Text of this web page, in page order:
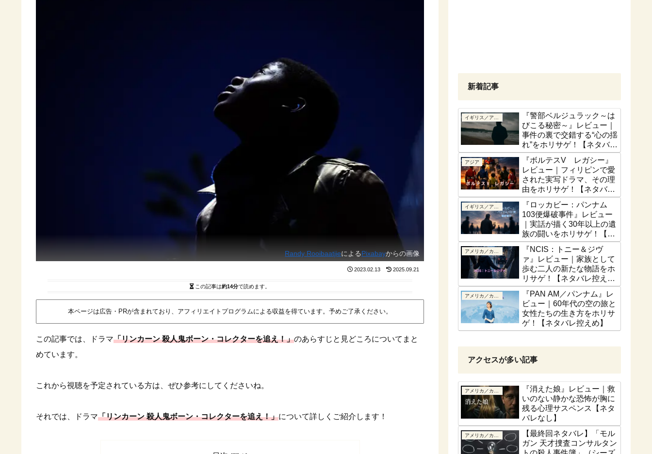
Randy RooibaatjieによるPixabayからの画像
2023.02.13 2025.09.21
この記事は約14分で読めます。
本ページは広告・PRが含まれており、アフィリエイトプログラムによる収益を得ています。予めご了承ください。
この記事では、ドラマ「リンカーン 殺人鬼ボーン・コレクターを追え！」のあらすじと見どころについてまと
めています。
これから視聴を予定されている方は、ぜひ参考にしてくださいね。
それでは、ドラマ「リンカーン 殺人鬼ボーン・コレクターを追え！」について詳しくご紹介します！
新着記事
『警部ベルジュラック～は
びこる秘密～』レビュー｜
事件の裏で交錯する“心の揺
れ”をホリサゲ！【ネタバレ
控えめ】
アジア
『ボルテスV レガシー』
レビュー｜フィリピンで愛
された実写ドラマ、その理
由をホリサゲ！【ネタバレ
控えめ】
『ロッカビー：パンナム
103便爆破事件』レビュー
｜実話が描く30年以上の遺
族の闘いをホリサゲ！【実
話ベース】
『NCIS：トニー＆ジヴ
ァ』レビュー｜家族として
歩む二人の新たな物語をホ
リサゲ！【ネタバレ控え
め】
『PAN AM／パンナム』レ
ビュー｜60年代の空の旅と
女性たちの生き方をホリサ
ゲ！【ネタバレ控えめ】
アクセスが多い記事
『消えた娘』レビュー｜救
いのない静かな恐怖が胸に
残る心理サスペンス【ネタ
バレなし】
【最終回ネタバレ】「モル
ガン 天才捜査コンサルタン